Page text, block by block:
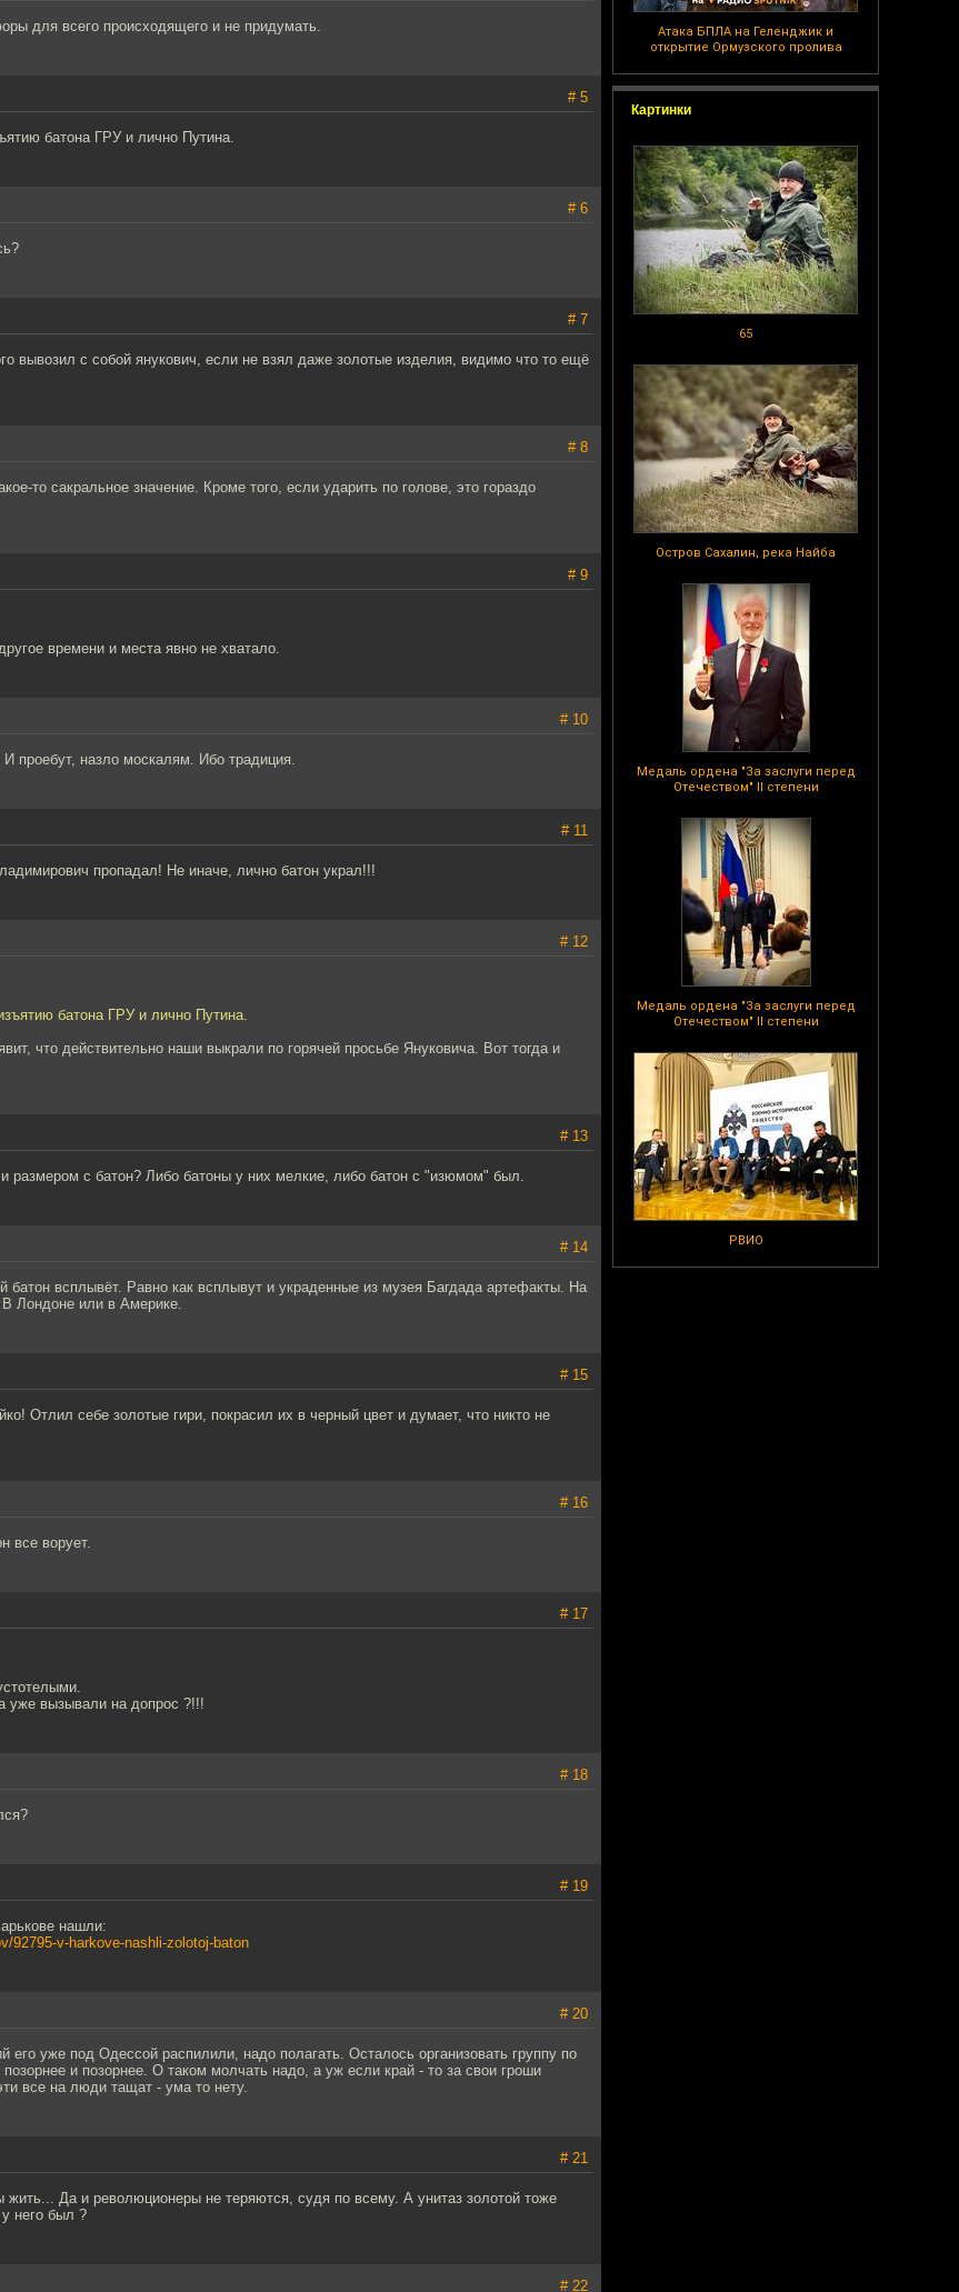
Атака БПЛА на Геленджик и
открытие Ормузского пролива
Картинки
65
Остров Сахалин, река Найба
Медаль ордена "За заслуги перед
Отечеством" II степени
Медаль ордена "За заслуги перед
Отечеством" II степени
РВИО
для всего происходящего и не придумать.
# 5
батона ГРУ и лично Путина.
# 6
# 7
вывозил с собой янукович, если не взял даже золотые изделия, видимо что то ещё
# 8
то сакральное значение. Кроме того, если ударить по голове, это гораздо
# 9
времени и места явно не хватало.
# 10
И проебут, назло москалям. Ибо традиция.
# 11
пропадал! Не иначе, лично батон украл!!!
# 12
батона ГРУ и лично Путина.
что действительно наши выкрали по горячей просьбе Януковича. Вот тогда и
# 13
размером с батон? Либо батоны у них мелкие, либо батон с "изюмом" был.
# 14
батон всплывёт. Равно как всплывут и украденные из музея Багдада артефакты. На
В Лондоне или в Америке.
# 15
Отлил себе золотые гири, покрасил их в черный цвет и думает, что никто не
# 16
все ворует.
# 17
уже вызывали на допрос ?!!!
# 18
# 19
нашли:
92795-v-harkove-nashli-zolotoj-baton
# 20
его уже под Одессой распилили, надо полагать. Осталось организовать группу по
и позорнее. О таком молчать надо, а уж если край - то за свои гроши
все на люди тащат - ума то нету.
# 21
жить... Да и революционеры не теряются, судя по всему. А унитаз золотой тоже
него был ?
# 22